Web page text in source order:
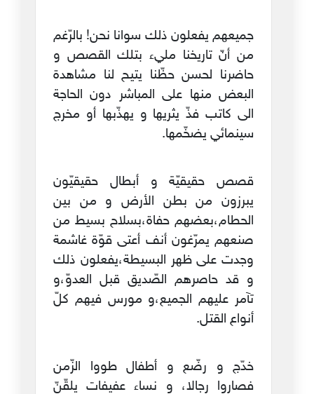
جميعهم يفعلون ذلك سوانا نحن! بالرّغم
من أنّ تاريخنا مليء بتلك القصص و
حاضرنا لحسن حظّنا يتيح لنا مشاهدة
البعض منها على المباشر دون الحاجة
الى كاتب فذّ يثريها و يهذّبها أو مخرج
سينمائي يضخّمها.
قصص حقيقيّة و أبطال حقيقيّون
يبرزون من بطن الأرض و من بين
الحطام،بعضهم حفاة،بسلاح بسيط من
صنعهم يمرّغون أنف أعتى قوّة غاشمة
وجدت على ظهر البسيطة،يفعلون ذلك
و قد حاصرهم الصّديق قبل العدوّ،و
تآمر عليهم الجميع،و مورس فيهم كلّ
أنواع القتل.
خدّج و رضّع و أطفال طووا الزّمن
فصاروا رجالا، و نساء عفيفات يلقّنّ